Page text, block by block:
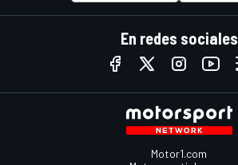
En redes sociales
Motor1.com